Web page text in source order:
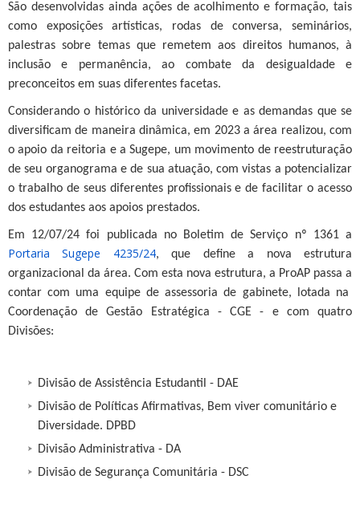
São desenvolvidas ainda ações de acolhimento e formação, tais
como exposições artísticas, rodas de conversa, seminários,
palestras sobre temas que remetem aos direitos humanos, à
inclusão e permanência, ao combate da desigualdade e
preconceitos em suas diferentes facetas.
Considerando o histórico da universidade e as demandas que se
diversificam de maneira dinâmica, em 2023 a área realizou, com
o apoio da reitoria e a Sugepe, um movimento de reestruturação
de seu organograma e de sua atuação, com vistas a potencializar
o trabalho de seus diferentes profissionais e de facilitar o acesso
dos estudantes aos apoios prestados.
Em 12/07/24 foi publicada no Boletim de Serviço nº 1361 a
Portaria Sugepe 4235/24, que define a nova estrutura
organizacional da área. Com esta nova estrutura, a ProAP passa a
contar com uma equipe de assessoria de gabinete, lotada na
Coordenação de Gestão Estratégica - CGE - e com quatro
Divisões:
Divisão de Assistência Estudantil - DAE
Divisão de Políticas Afirmativas, Bem viver comunitário e
Diversidade. DPBD
Divisão Administrativa - DA
Divisão de Segurança Comunitária - DSC